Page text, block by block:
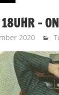
–
2020